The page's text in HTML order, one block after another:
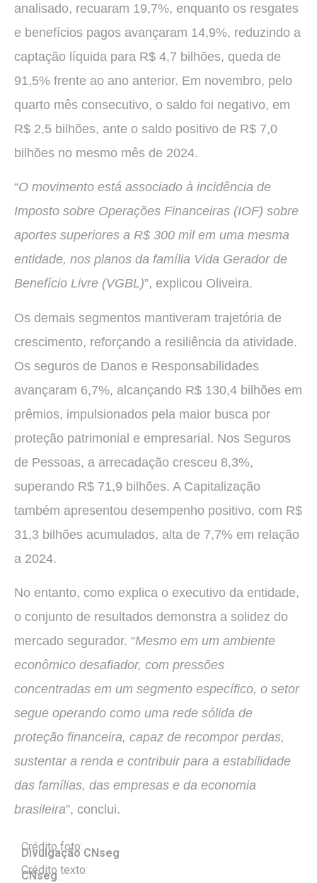
analisado, recuaram 19,7%, enquanto os resgates
e benefícios pagos avançaram 14,9%, reduzindo a
captação líquida para R$ 4,7 bilhões, queda de
91,5% frente ao ano anterior. Em novembro, pelo
quarto mês consecutivo, o saldo foi negativo, em
R$ 2,5 bilhões, ante o saldo positivo de R$ 7,0
bilhões no mesmo mês de 2024.
“O movimento está associado à incidência de
Imposto sobre Operações Financeiras (IOF) sobre
aportes superiores a R$ 300 mil em uma mesma
entidade, nos planos da família Vida Gerador de
Benefício Livre (VGBL)”, explicou Oliveira.
Os demais segmentos mantiveram trajetória de
crescimento, reforçando a resiliência da atividade.
Os seguros de Danos e Responsabilidades
avançaram 6,7%, alcançando R$ 130,4 bilhões em
prêmios, impulsionados pela maior busca por
proteção patrimonial e empresarial. Nos Seguros
de Pessoas, a arrecadação cresceu 8,3%,
superando R$ 71,9 bilhões. A Capitalização
também apresentou desempenho positivo, com R$
31,3 bilhões acumulados, alta de 7,7% em relação
a 2024.
No entanto, como explica o executivo da entidade,
o conjunto de resultados demonstra a solidez do
mercado segurador. “Mesmo em um ambiente
econômico desafiador, com pressões
concentradas em um segmento específico, o setor
segue operando como uma rede sólida de
proteção financeira, capaz de recompor perdas,
sustentar a renda e contribuir para a estabilidade
das famílias, das empresas e da economia
brasileira”, conclui.
Crédito foto:
Divulgação CNseg
Crédito texto:
CNseg